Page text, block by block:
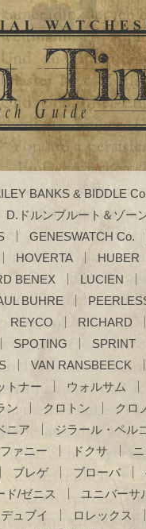
BANKS & BIDDLE
D.ドルンブルート＆ゾー
GENESWATCH Co.
HOVERTA HUBER
BENEX LUCIEN
BUHRE
REYCO RICHARD
SPOTING SPRINT
VAN RANSBEECK
トナー ウォルサム
ン クロトン クロ
ニア ジラール・ペル
ァニー ドクサ
ブレゲ ブローバ
ド/ゼニス ユニバーサ
ュブイ ロレックス